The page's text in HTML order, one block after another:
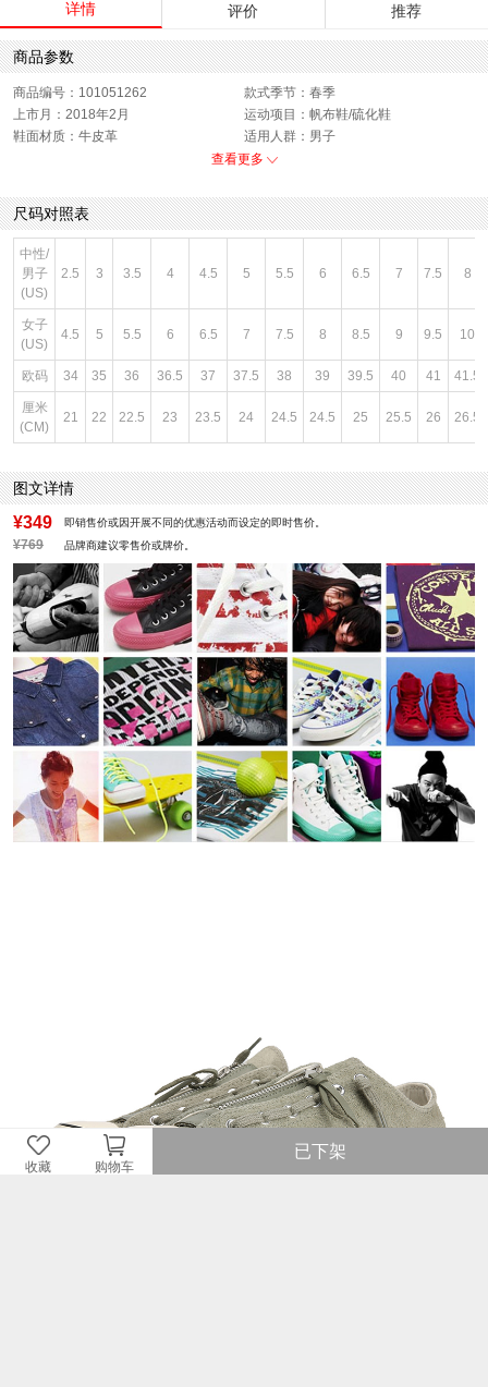
收藏 购物车
已下架
详情 评价 推荐
商品参数
商品编号：101051262
款式季节：春季
上市月：2018年2月
运动项目：帆布鞋/硫化鞋
鞋面材质：牛皮革
适用人群：男子
性别：中性
鞋帮：低帮
鞋底材质：橡胶底
色系：绿色
风格：休闲
闭合方式：前系带
查看更多
尺码对照表
中性/
男子
(US)
2.5 3 3.5 4 4.5 5 5.5 6 6.5 7 7.5 8
女子
(US)
4.5 5 5.5 6 6.5 7 7.5 8 8.5 9 9.5 10
欧码 34 35 36 36.5 37 37.5 38 39 39.5 40 41 41.5
厘米
(CM)
21 22 22.5 23 23.5 24 24.5 24.5 25 25.5 26 26.5
图文详情
¥349 即销售价或因开展不同的优惠活动而设定的即时售价。
¥769 品牌商建议零售价或牌价。